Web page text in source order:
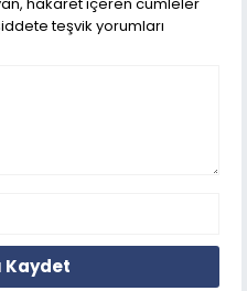
teşvik yorumları
Kaydet